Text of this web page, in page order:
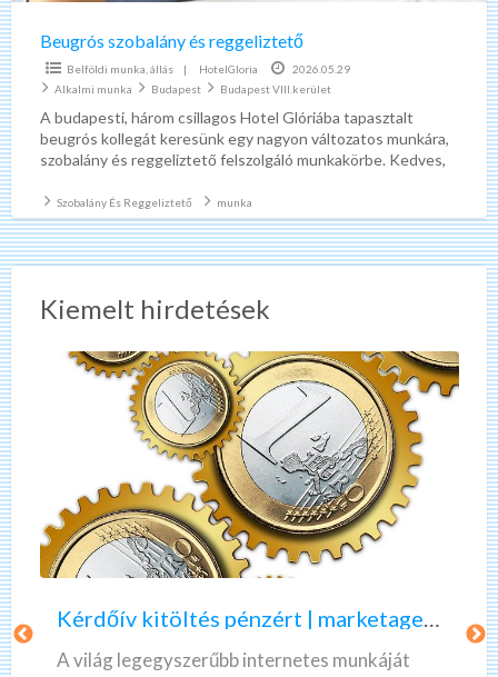
Beugrós szobalány és reggeliztető
Belföldi munka, állás | HotelGloria
2026.05.29
Alkalmi munka
Budapest Budapest VIII.kerület
A budapesti, három csillagos Hotel Glóriába tapasztalt
beugrós kollegát keresünk egy nagyon változatos munkára,
szobalány és reggeliztető felszolgáló munkakörbe. Kedves,
Szobalány És Reggeliztető munka
Kiemelt hirdetések
r
d
Kérdőív kitöltés pénzért | marketagent | valós, fizető munka
A világ legegyszerűbb internetes munkáját
A
z
ö
n
n
e
k